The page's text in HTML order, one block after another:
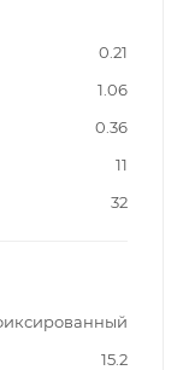
0.21
1.06
0.36
11
32
15.2